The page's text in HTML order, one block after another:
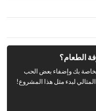
الطعام؟
بك وإضفاء بعض الحب
لبدء مثل هذا المشروع!